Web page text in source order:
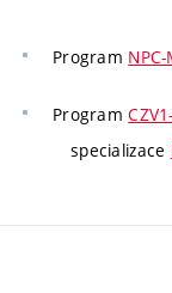
Program NPC-
Program
specializace